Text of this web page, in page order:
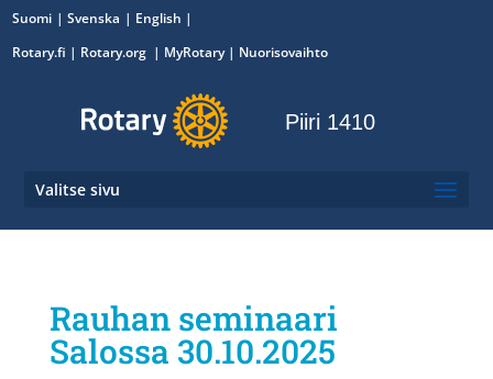
Suomi Svenska
English
Rotary.fi | Rotary.org | MyRotary| Nuorisovaihto
Piiri 1410
Valitse sivu
Rauhan seminaari
Salossa 30.10.2025